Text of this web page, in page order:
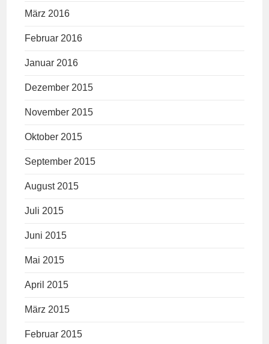
März 2016
Februar 2016
Januar 2016
Dezember 2015
November 2015
Oktober 2015
September 2015
August 2015
Juli 2015
Juni 2015
Mai 2015
April 2015
März 2015
Februar 2015